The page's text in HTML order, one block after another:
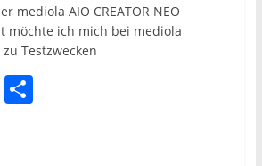
mediola AIO CREATOR NEO
möchte ich mich bei mediola
Testzwecken
T